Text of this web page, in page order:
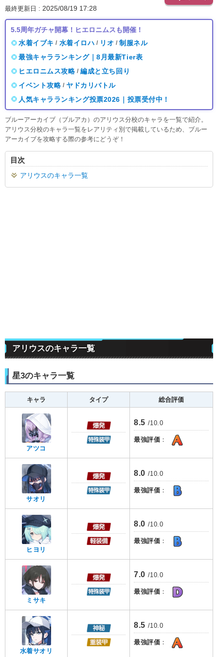
最終更新日 2025/08/19 17:28
5.5周年ガチャ開幕！ヒエロニムスも開催！
水着イブキ / 水着イロハ / リオ / 制服ネル
最強キャラランキング｜8月最新Tier表
ヒエロニムス攻略 / 編成と立ち回り
イベント攻略 / ヤドカリバトル
人気キャラランキング投票2026｜投票受付中！
ブルーアーカイブ（ブルアカ）のアリウス分校のキャラを一覧で紹介。
アリウス分校のキャラ一覧をレアリティ別で掲載しているため、ブルー
アーカイブを攻略する際の参考にどうぞ！
目次
アリウスのキャラ一覧
アリウスのキャラ一覧
星3のキャラ一覧
キャラ タイプ 総合評価
アツコ
8.5 /10.0
最強評価 ：
サオリ
8.0 /10.0
最強評価 ：
ヒヨリ
8.0 /10.0
最強評価 ：
ミサキ
7.0 /10.0
最強評価 ：
水着サオリ
8.5 /10.0
最強評価 ：